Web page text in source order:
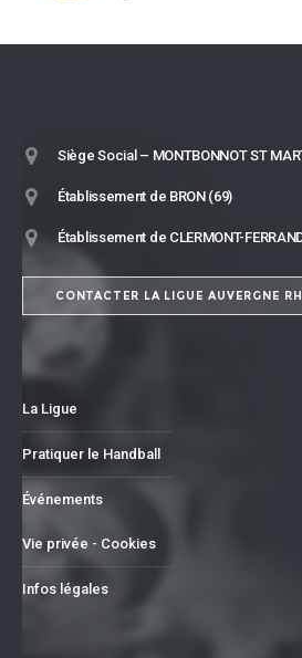
Siège Social – MONTBONNOT ST
Établissement de BRON (69)
Établissement de CLERMONT-
CONTACTER LA LIGUE AUVERGNE
La Ligue
Pratiquer le Handball
Événements
Vie privée - Cookies
Infos légales